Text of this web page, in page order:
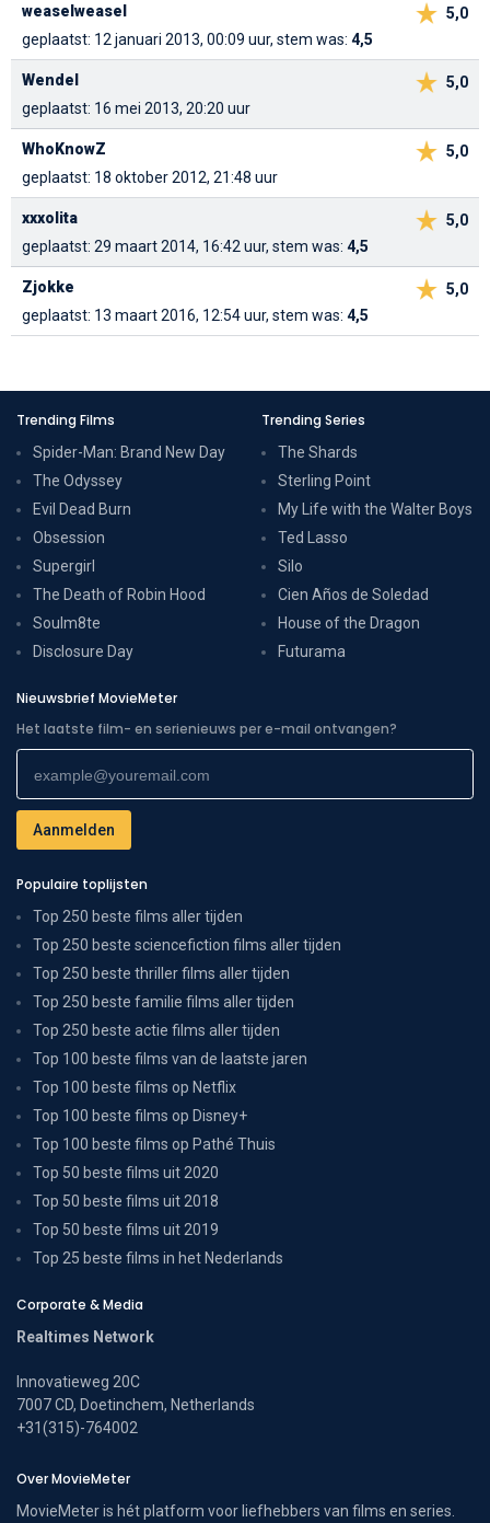
5,0
weaselweasel
geplaatst: 12 januari 2013, 00:09 uur, stem was: 4,5
5,0
Wendel
geplaatst: 16 mei 2013, 20:20 uur
5,0
WhoKnowZ
geplaatst: 18 oktober 2012, 21:48 uur
5,0
xxxolita
geplaatst: 29 maart 2014, 16:42 uur, stem was: 4,5
5,0
Zjokke
geplaatst: 13 maart 2016, 12:54 uur, stem was: 4,5
Trending Films
Spider-Man: Brand New Day
The Odyssey
Evil Dead Burn
Obsession
Supergirl
The Death of Robin Hood
Soulm8te
Disclosure Day
Trending Series
The Shards
Sterling Point
My Life with the Walter Boys
Ted Lasso
Silo
Cien Años de Soledad
House of the Dragon
Futurama
Nieuwsbrief MovieMeter
Het laatste film- en serienieuws per e-mail ontvangen?
Populaire toplijsten
Top 250 beste films aller tijden
Top 250 beste sciencefiction films aller tijden
Top 250 beste thriller films aller tijden
Top 250 beste familie films aller tijden
Top 250 beste actie films aller tijden
Top 100 beste films van de laatste jaren
Top 100 beste films op Netflix
Top 100 beste films op Disney+
Top 100 beste films op Pathé Thuis
Top 50 beste films uit 2020
Top 50 beste films uit 2018
Top 50 beste films uit 2019
Top 25 beste films in het Nederlands
Corporate & Media
Realtimes Network
Innovatieweg 20C
7007 CD, Doetinchem, Netherlands
+31(315)-764002
Over MovieMeter
MovieMeter is hét platform voor liefhebbers van films en series.